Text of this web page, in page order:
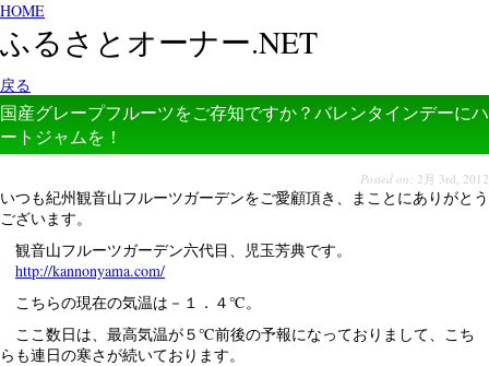
HOME
ふるさとオーナー.NET
戻る
国産グレープフルーツをご存知ですか？バレンタインデーにハ
ートジャムを！
Posted on: 2月 3rd, 2012
いつも紀州観音山フルーツガーデンをご愛顧頂き、まことにありがとう
ございます。
観音山フルーツガーデン六代目、児玉芳典です。
http://kannonyama.com/
こちらの現在の気温は－１．４℃。
ここ数日は、最高気温が５℃前後の予報になっておりまして、こち
らも連日の寒さが続いております。